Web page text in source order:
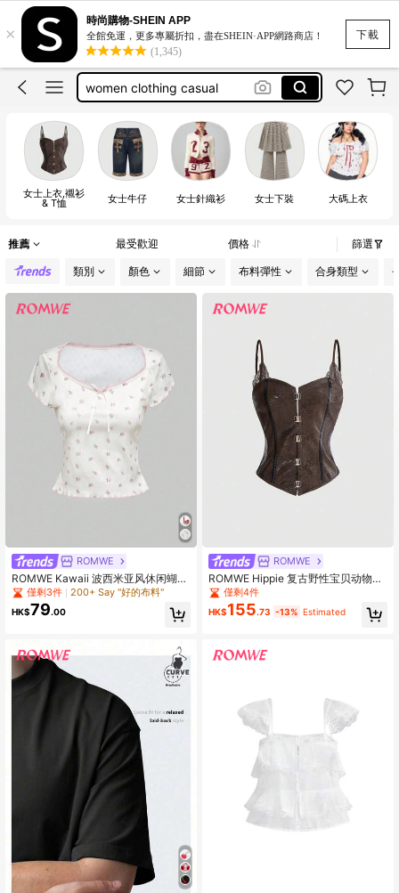
下載
×
時尚購物-SHEIN APP
全館免運，更多專屬折扣，盡在SHEIN·APP網路商店！
(1,345)
bikini
motf
romwe
women clothing casual
bikini
motf
女士上衣,襯衫
& T恤 女士牛仔 女士針織衫 女士下裝 大碼上衣
推薦 最受歡迎 價格 篩選
類別 顏色 細節 布料彈性 合身類型
ROMWE
ROMWE Kawaii 波西米亚风休闲蝴蝶
结 T 恤，带松紧带，碎花图案，适合
女性、学校
僅剩3件 200+ Say "好的布料"
HK$79.00
ROMWE
ROMWE Hippie 复古野性宝贝动物印
花和蛇纹网眼拼接PU露脐上衣，适合
音乐节
僅剩4件
HK$155.73 -13% Estimated